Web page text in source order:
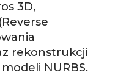
3D,
rekonstrukcji
NURBS.